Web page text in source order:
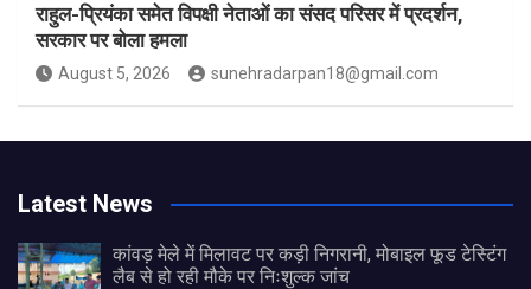
राहुल-प्रियंका समेत विपक्षी नेताओं का संसद परिसर में प्रदर्शन,
सरकार पर बोला हमला
August 5, 2026 sunehradarpan18@gmail.com
Latest News
कांवड़ मेले में मिलावट पर कड़ी निगरानी, मोबाइल फूड टेस्टिंग
लैब से हो रही मौके पर निःशुल्क जांच